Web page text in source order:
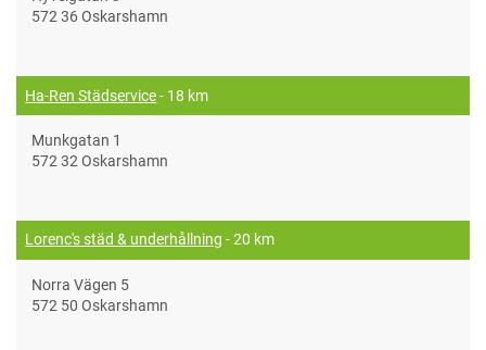
572 36 Oskarshamn
Ha-Ren Städservice- 18 km
Munkgatan 1
572 32 Oskarshamn
Lorenc's städ & underhållning - 20 km
Norra Vägen 5
572 50 Oskarshamn